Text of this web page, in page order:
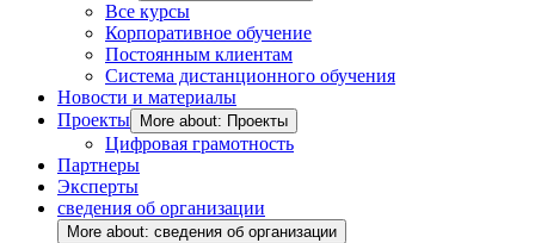
Все курсы
Корпоративное обучение
Постоянным клиентам
Система дистанционного обучения
Новости и материалы
Проекты
More about: Проекты
Цифровая грамотность
Партнеры
Эксперты
сведения об организации
More about: сведения об организации